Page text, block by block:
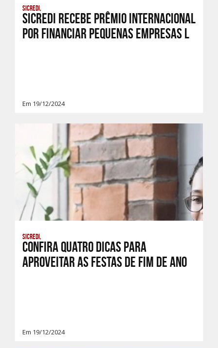
Sicredi,
Sicredi recebe prêmio internacional
por financiar pequenas empresas l
Em 19/12/2024
Sicredi,
Confira quatro dicas para
aproveitar as Festas de Fim de Ano
Em 19/12/2024